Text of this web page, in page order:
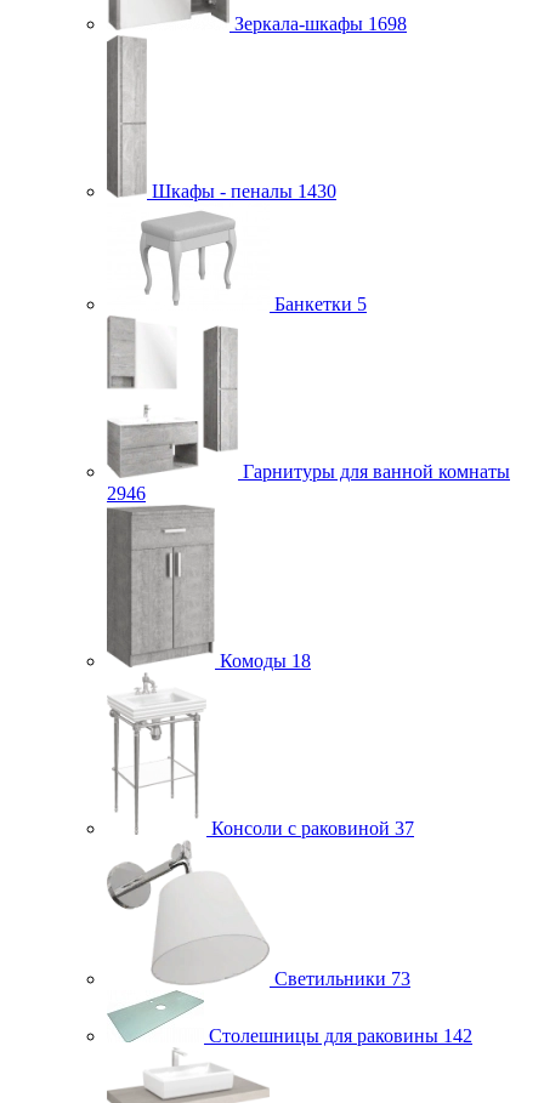
Зеркала-шкафы 1698
Шкафы - пеналы 1430
Банкетки 5
Гарнитуры для ванной комнаты
2946
Комоды 18
Консоли с раковиной 37
Светильники 73
Столешницы для раковины 142